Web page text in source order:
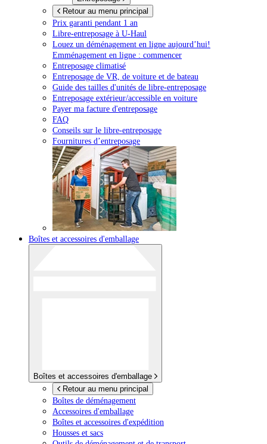
Retour au menu principal
Prix garanti pendant 1 an
Libre-entreposage à U-Haul
Louez un déménagement en ligne aujourd’hui!
Emménagement en ligne : commencer
Entreposage climatisé
Entreposage de VR, de voiture et de bateau
Guide des tailles d'unités de libre-entreposage
Entreposage extérieur/accessible en voiture
Payer ma facture d'entreposage
FAQ
Conseils sur le libre-entreposage
Fournitures d’entreposage
Boîtes et accessoires d'emballage
Boîtes et accessoires d'emballage
Retour au menu principal
Boîtes de déménagement
Accessoires d'emballage
Boîtes et accessoires d'expédition
Housses et sacs